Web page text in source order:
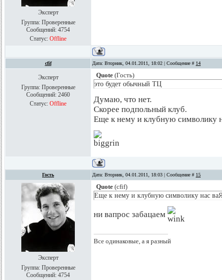
Эксперт
Группа: Проверенные
Сообщений: 4754
Статус: Offline
cfif Дата: Вторник, 04.01.2011, 18:02 | Сообщение # 14
Эксперт
Группа: Проверенные
Сообщений: 2460
Статус: Offline
Quote (Гость)
это будет обычный ТЦ
Думаю, что нет.
Скорее подпольный клуб.
Еще к нему и клубную символику
Гость Дата: Вторник, 04.01.2011, 18:03 | Сообщение # 15
Эксперт
Группа: Проверенные
Сообщений: 4754
Quote (cfif)
Еще к нему и клубную символику нас
ни вапрос забацаем
Все одинаковые, а я разный